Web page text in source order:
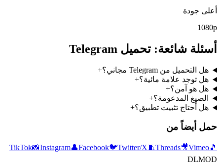
أعلى جودة
1080p
أسئلة شائعة: تحميل Telegram
هل التحميل من Telegram مجاني؟
+
هل توجد علامة مائية؟+
هل هو آمن؟+
الصيغ المدعومة؟+
هل أحتاج تثبيت تطبيق؟+
حمل أيضاً من
🎵
TikTok📸Instagram👤Facebook🐦Twitter/X🧵Threads🎥Vimeo
DLMOD